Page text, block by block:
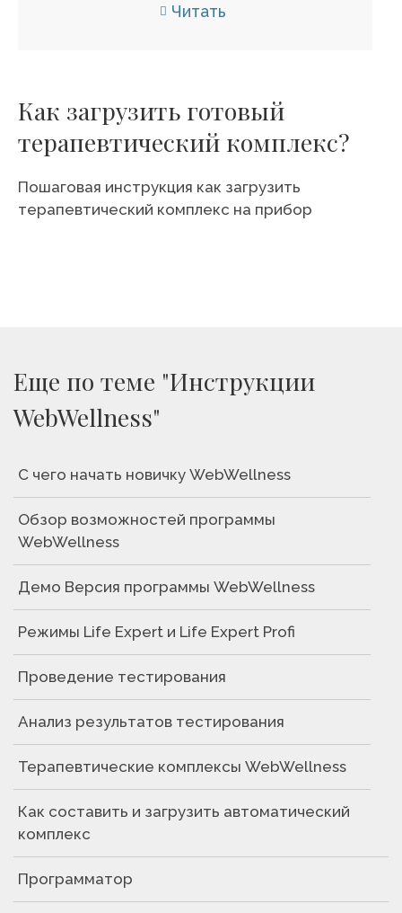
Читать
Как загрузить готовый
терапевтический комплекс?
Пошаговая инструкция как загрузить
терапевтический комплекс на прибор
Еще по теме "Инструкции
WebWellness"
С чего начать новичку WebWellness
Обзор возможностей программы
WebWellness
Демо Версия программы WebWellness
Режимы Life Expert и Life Expert Profi
Проведение тестирования
Анализ результатов тестирования
Терапевтические комплексы WebWellness
Как составить и загрузить автоматический
комплекс
Программатор